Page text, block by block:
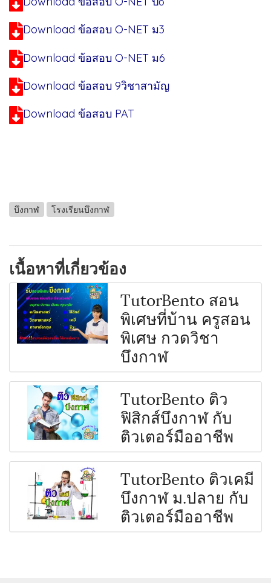
Download ข้อสอบ O-NET ม3
Download ข้อสอบ O-NET ม6
Download ข้อสอบ 9วิชาสามัญ
Download ข้อสอบ PAT
บึงกาฬ โรงเรียนบึงกาฬ
เนื้อหาที่เกี่ยวข้อง
TutorBento สอน
พิเศษที่บ้าน ครูสอน
พิเศษ กวดวิชา
บึงกาฬ
TutorBento ติว
ฟิสิกส์บึงกาฬ กับ
ติวเตอร์มืออาชีพ
TutorBento ติวเคมี
บึงกาฬ ม.ปลาย กับ
ติวเตอร์มืออาชีพ